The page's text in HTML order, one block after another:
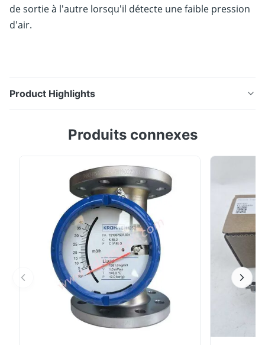
de sortie à l'autre lorsqu'il détecte une faible pression
d'air.
Product Highlights
YT-520 change la direction du débit d'air d'un port de
Produits connexes